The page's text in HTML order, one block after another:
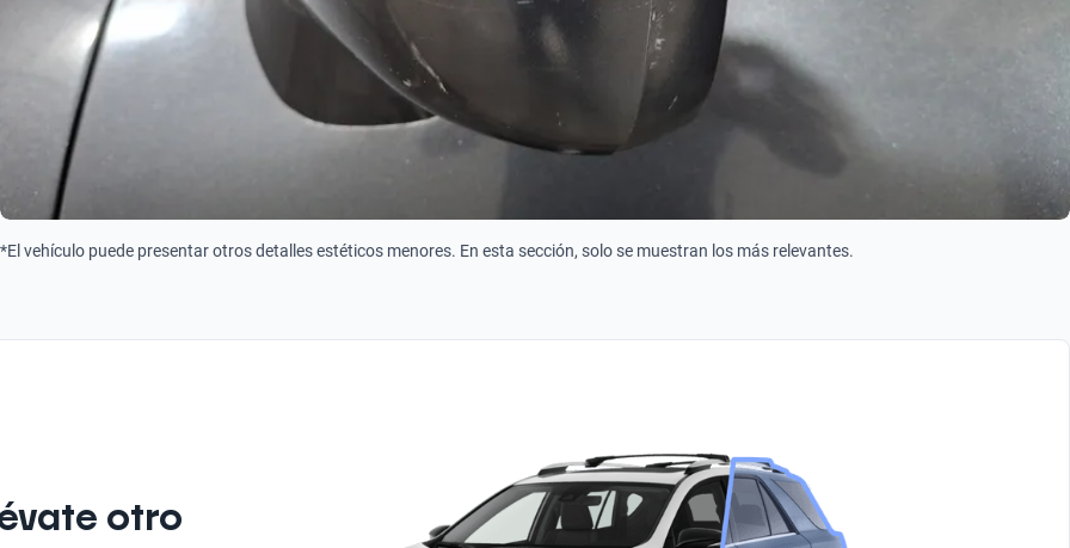
*El vehículo puede presentar otros detalles estéticos menores. En esta sección, solo se muestran los más relevantes.
otro